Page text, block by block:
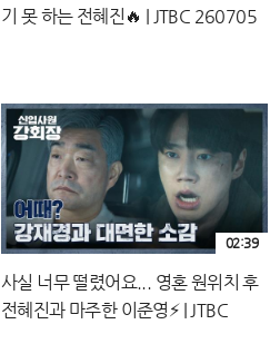
기 못 하는 전혜진🔥 | JTBC 260705
사실 너무 떨렸어요... 영혼 원위치 후
전혜진과 마주한 이준영⚡ | JTBC
02:39